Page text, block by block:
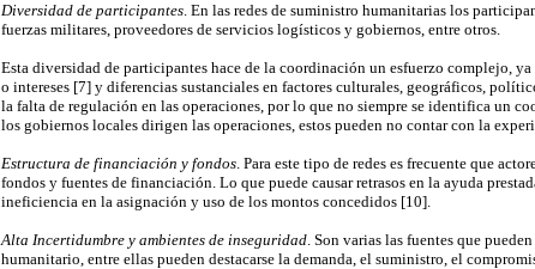
Diversidad de participantes. En las redes de suministro humanitarias los
fuerzas militares, proveedores de servicios logísticos y gobiernos, entre otros.
Esta diversidad de participantes hace de la coordinación un esfuerzo complejo,
o intereses [7] y diferencias sustanciales en factores culturales, geográficos,
la falta de regulación en las operaciones, por lo que no siempre se identifica un
los gobiernos locales dirigen las operaciones, estos pueden no contar con la
Estructura de financiación y fondos. Para este tipo de redes es frecuente que
fondos y fuentes de financiación. Lo que puede causar retrasos en la ayuda
ineficiencia en la asignación y uso de los montos concedidos [10].
Alta Incertidumbre y ambientes de inseguridad. Son varias las fuentes que
humanitario, entre ellas pueden destacarse la demanda, el suministro, el